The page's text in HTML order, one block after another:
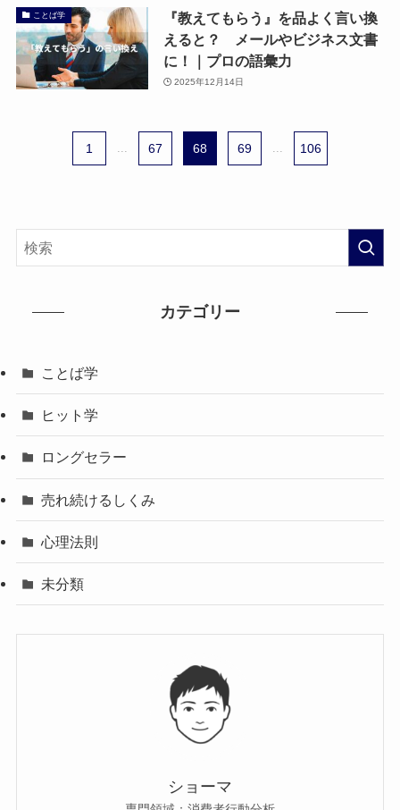
ことば学
『教えてもらう』を品よく言い換
えると？ メールやビジネス文書
に！｜プロの語彙力
2025年12月14日
1 ... 67 68 69 ... 106
カテゴリー
ことば学
ヒット学
ロングセラー
売れ続けるしくみ
心理法則
未分類
ショーマ